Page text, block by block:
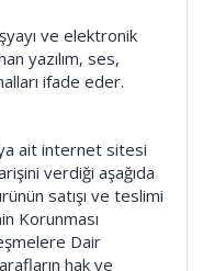
ve elektronik
yazılım, ses,
ifade eder.
ait internet sitesi
verdiği aşağıda
satışı ve teslimi
Korunması
Dair
hak ve